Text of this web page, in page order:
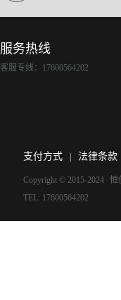
服务热线
客服专线：17600564202
支付方式 法律条款
Copyright © 2015-2024 恒
TEL: 17600564202